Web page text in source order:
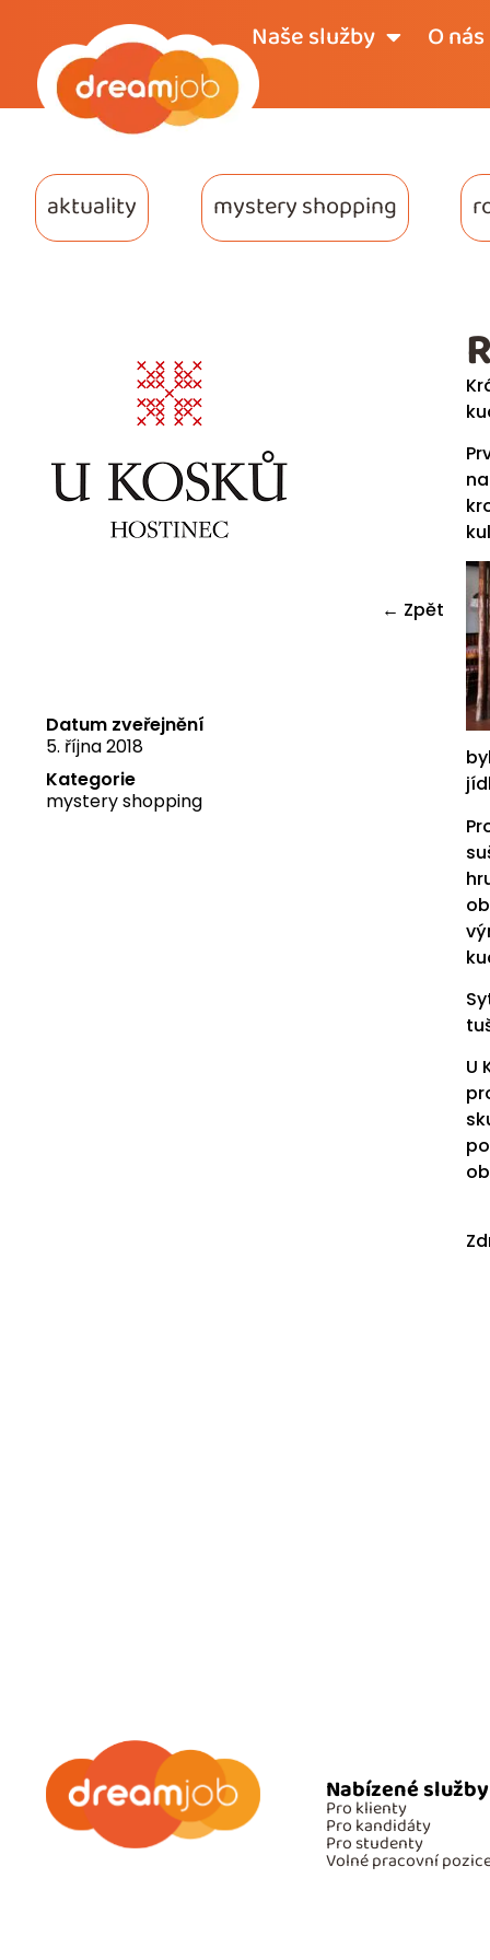
Naše služby O nás
aktuality mystery shopping
← Zpět
Datum zveřejnění
5. října 2018
Kategorie
mystery shopping
U
Nabízené služby
Pro klienty
Pro kandidáty
Pro studenty
Volné pracovní